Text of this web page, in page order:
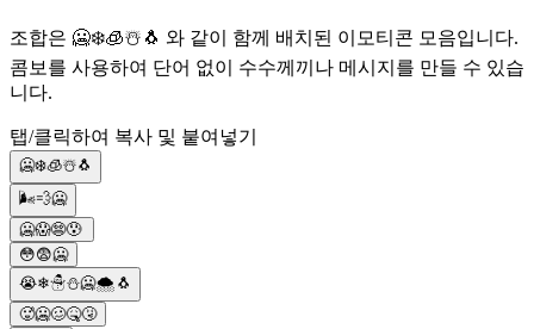
조합은 🥶❄️🧊☃️🐧 와 같이 함께 배치된 이모티콘 모음입니다.
콤보를 사용하여 단어 없이 수수께끼나 메시지를 만들 수 있습
니다.
탭/클릭하여 복사 및 붙여넣기
🥶❄️🧊☃️🐧
🌬️💨🥶
🥶😱😨😰
😳😨🥶
😭❄☃⛄🥶🌨🐧
🥵🥶🥴🤒🤧